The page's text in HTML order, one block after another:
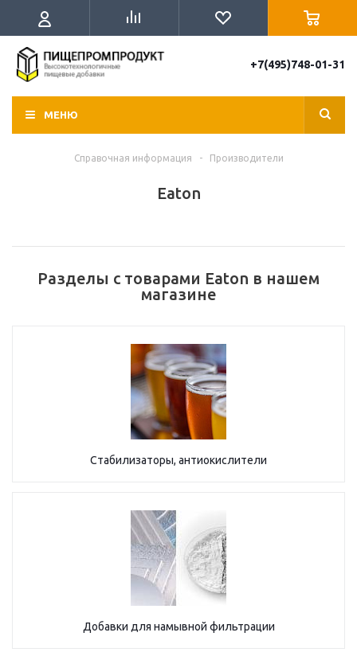
+7(495)748-01-31
МЕНЮ
Справочная информация - Производители
Eaton
Разделы с товарами Eaton в нашем
магазине
Стабилизаторы, антиокислители
Добавки для намывной фильтрации